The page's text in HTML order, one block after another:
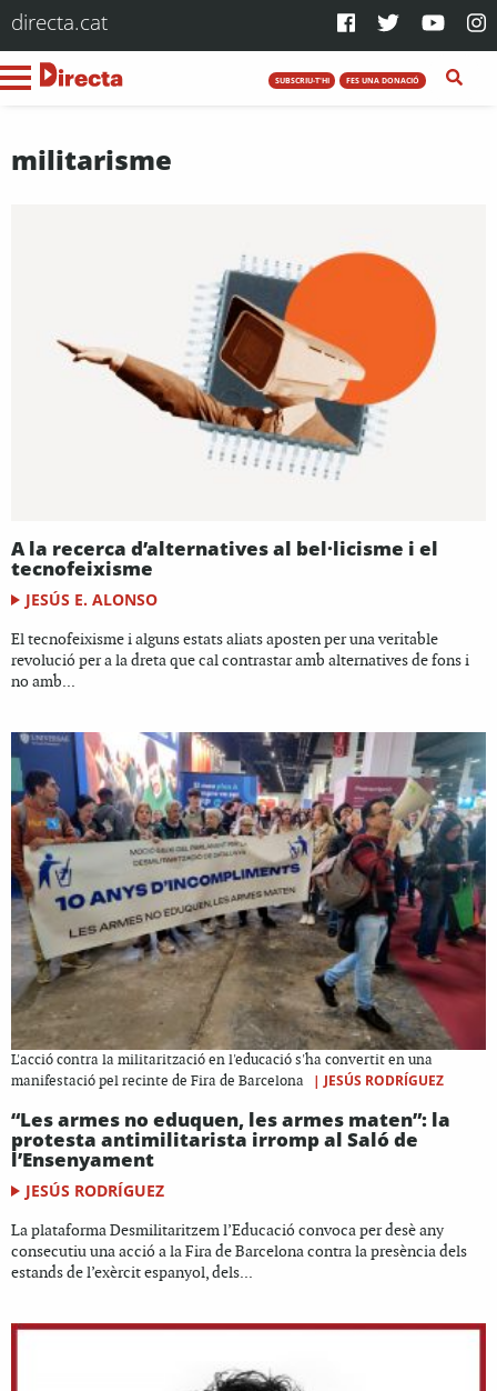
directa.cat
SUBSCRIU-T'HI FES UNA DONACIÓ
militarisme
A la recerca d’alternatives al bel·licisme i el
tecnofeixisme
JESÚS E. ALONSO
El tecnofeixisme i alguns estats aliats aposten per una veritable
revolució per a la dreta que cal contrastar amb alternatives de fons i
no amb...
L'acció contra la militarització en l'educació s'ha convertit en una
manifestació pel recinte de Fira de Barcelona
| JESÚS RODRÍGUEZ
“Les armes no eduquen, les armes maten”: la
protesta antimilitarista irromp al Saló de
l’Ensenyament
JESÚS RODRÍGUEZ
La plataforma Desmilitaritzem l’Educació convoca per desè any
consecutiu una acció a la Fira de Barcelona contra la presència dels
estands de l’exèrcit espanyol, dels...